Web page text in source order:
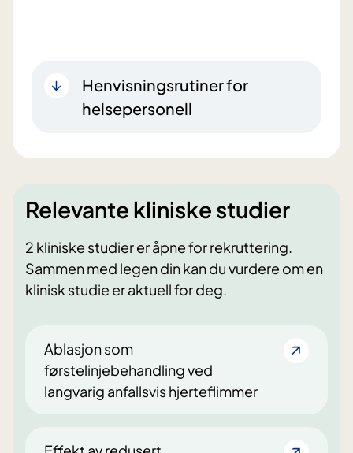
Henvisningsrutiner for
helsepersonell
Relevante kliniske studier
2 kliniske studier er åpne for rekruttering.
Sammen med legen din kan du vurdere om en
klinisk studie er aktuell for deg.
Ablasjon som
førstelinjebehandling ved
langvarig anfallsvis hjerteflimmer